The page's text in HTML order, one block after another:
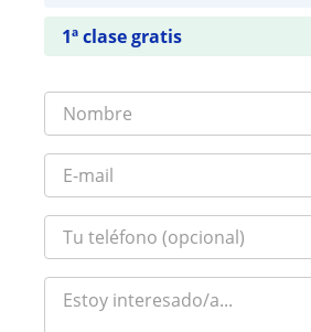
1ª clase gratis